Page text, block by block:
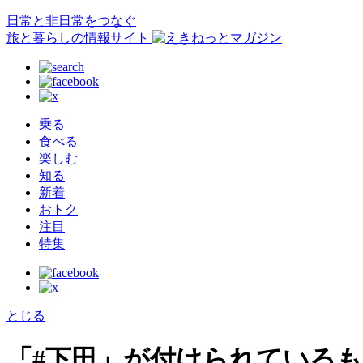
日常と非日常をつなぐ
旅と暮らしの情報サイト
乗る
食べる
楽しむ
知る
新着
おトク
注目
特集
とじる